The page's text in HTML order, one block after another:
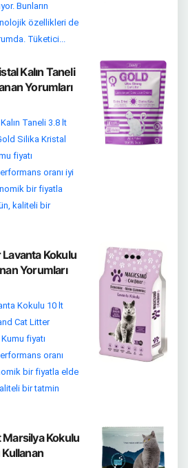
Bunların
özellikleri de
Tüketici...
Kalın Taneli
Yorumları
Taneli 3.8 lt
Silika Kristal
fiyatı
oranı iyi
bir fiyatla
kaliteli bir
Kokulu
Yorumları
Kokulu 10 lt
Cat Litter
fiyatı
oranı
bir fiyatla elde
bir tatmin
Kokulu
Kullanan